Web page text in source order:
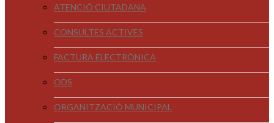
ATENCIÓ CIUTADANA
CONSULTES ACTIVES
FACTURA ELECTRÒNICA
ODS
ORGANITZACIÓ MUNICIPAL